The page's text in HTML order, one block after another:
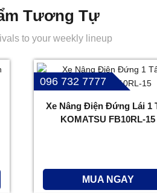
Tương Tự
to your weekly lineup
096 732 7777
Xe Nâng Điện Đứng Lái 1
KOMATSU FB10RL-15
MUA NGAY